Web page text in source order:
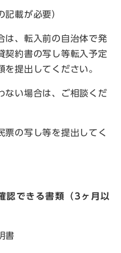
載が必要）
は、転入前の自治体で発
契約書の写し等転入予定
を提出してください。
ない場合は、ご相談くだ
票の写し等を提出してく
認できる書類（3ヶ月以
書